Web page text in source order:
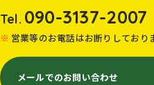
Tel. 090-3137-2007
営業等のお電話はお断りしており
メールでのお問い合わせ